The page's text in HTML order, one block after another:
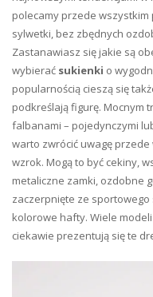
polecamy przede
sylwetki, bez zbędnych
Zastanawiasz się jakie są
wybierać sukienki o
popularnością cieszą się
podkreślają figurę. Mocnym
falbanami – pojedynczymi
warto zwrócić uwagę
wzrok. Mogą to być cekiny,
metaliczne zamki, ozdobne
zaczerpnięte ze
kolorowe hafty. Wiele
ciekawie prezentują się te